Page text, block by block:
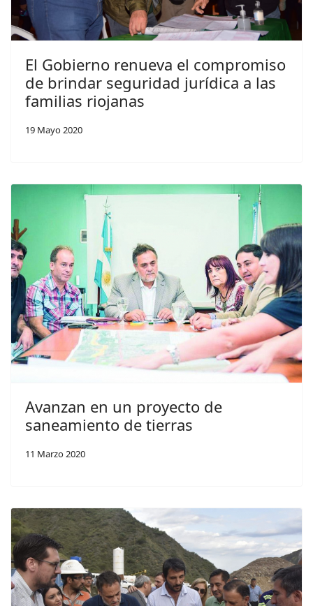
El Gobierno renueva el compromiso
de brindar seguridad jurídica a las
familias riojanas
19 Mayo 2020
Avanzan en un proyecto de
saneamiento de tierras
11 Marzo 2020